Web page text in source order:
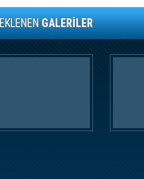
GALERİLER